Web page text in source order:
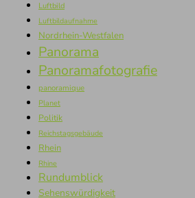
Luftbild
Luftbildaufnahme
Nordrhein-Westfalen
Panorama
Panoramafotografie
panoramique
Planet
Politik
Reichstagsgebäude
Rhein
Rhine
Rundumblick
Sehenswürdigkeit